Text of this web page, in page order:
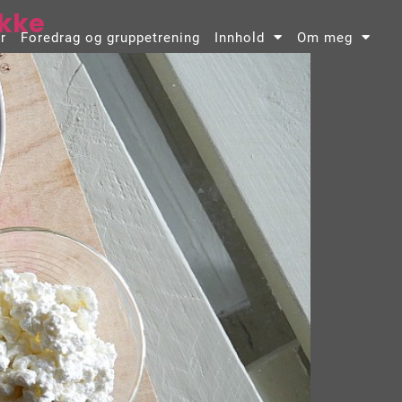
Foredrag og gruppetrening Innhold Om meg